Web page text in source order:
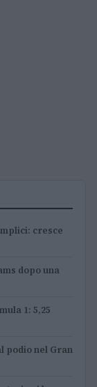
cresce
dopo una
1: 5,25
podio nel Gran